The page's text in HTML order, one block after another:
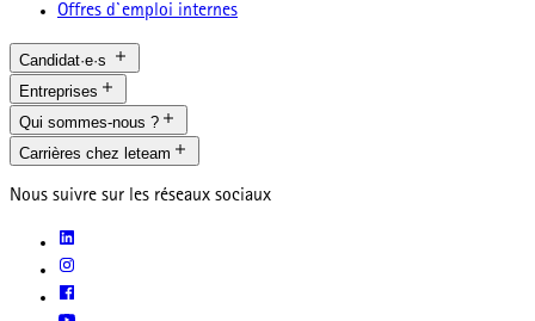
Offres d`emploi internes
Candidat·e·s
Entreprises
Qui sommes-nous ?
Carrières chez leteam
Nous suivre sur les réseaux sociaux